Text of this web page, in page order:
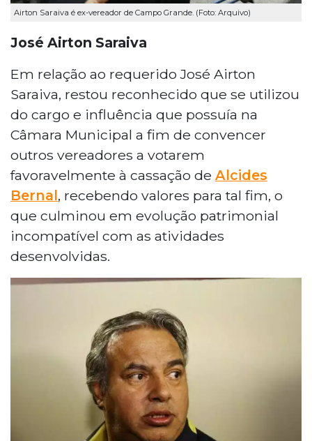
Airton Saraiva é ex-vereador de Campo Grande. (Foto: Arquivo)
José Airton Saraiva
Em relação ao requerido José Airton
Saraiva, restou reconhecido que se utilizou
do cargo e influência que possuía na
Câmara Municipal a fim de convencer
outros vereadores a votarem
favoravelmente à cassação de Alcides
Bernal, recebendo valores para tal fim, o
que culminou em evolução patrimonial
incompatível com as atividades
desenvolvidas.